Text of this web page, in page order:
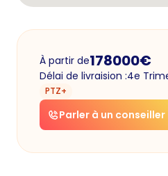
À partir de178000€
Délai de livraision :4e
PTZ+
Parler à un conseiller